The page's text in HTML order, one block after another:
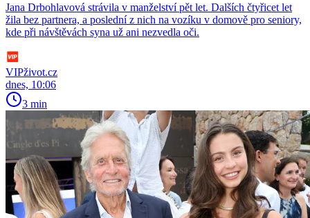
Jana Drbohlavová strávila v manželství pět let. Dalších čtyřicet let
žila bez partnera, a poslední z nich na vozíku v domově pro seniory,
kde při návštěvách syna už ani nezvedla oči.
VIPživot.cz
dnes, 10:06
3 min